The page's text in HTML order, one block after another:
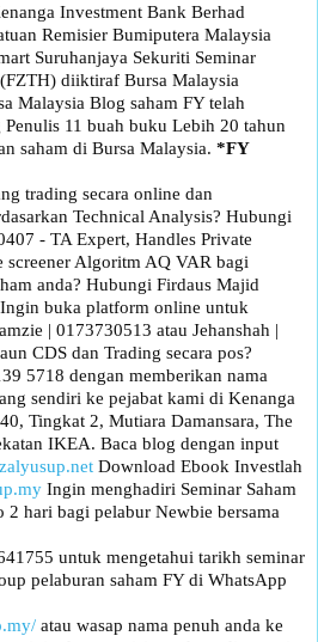
Investment Bank Berhad
Remisier Bumiputera Malaysia
Suruhanjaya Sekuriti Seminar
diiktiraf Bursa Malaysia
Malaysia Blog saham FY telah
11 buah buku Lebih 20 tahun
saham di Bursa Malaysia. *FY
trading secara online dan
Technical Analysis? Hubungi
- TA Expert, Handles Private
screener Algoritm AQ VAR bagi
anda? Hubungi Firdaus Majid
buka platform online untuk
| 0173730513 atau Jehanshah |
CDS dan Trading secara pos?
5718 dengan memberikan nama
sendiri ke pejabat kami di Kenanga
Tingkat 2, Mutiara Damansara, The
IKEA. Baca blog dengan input
Download Ebook Investlah
Ingin menghadiri Seminar Saham
2 hari bagi pelabur Newbie bersama
untuk mengetahui tarikh seminar
pelaburan saham FY di WhatsApp
atau wasap nama penuh anda ke